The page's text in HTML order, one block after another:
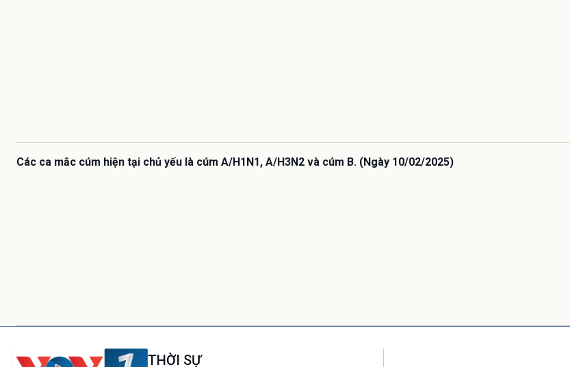
Các ca mắc cúm hiện tại chủ yếu là cúm A/H1N1, A/H3N2 và cúm B. (Ngày 10/02/2025)
THỜI SỰ